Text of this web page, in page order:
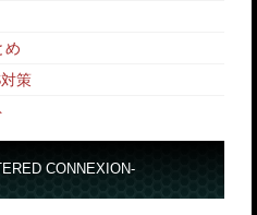
め
策
CONNEXION-